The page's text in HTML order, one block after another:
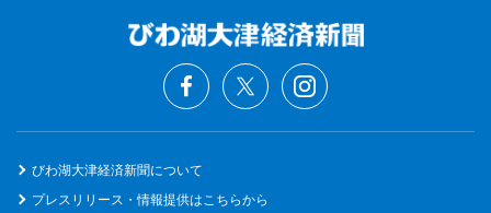
びわ湖大津経済新聞について
プレスリリース・情報提供はこちらから